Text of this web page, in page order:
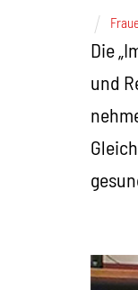
Die
und